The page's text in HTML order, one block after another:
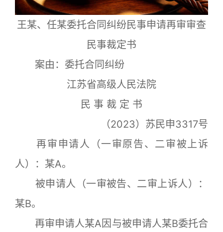
王某、任某委托合同纠纷民事申请再审审查
民事裁定书
案由 ： 委托合同纠纷
江苏省高级人民法院
民 事 裁 定 书
（2023）苏民申3317号
再审申请人（一审原告、二审被上诉
人）：某A。
被申请人（一审被告、二审上诉人）：
某B。
再审申请人某A因与被申请人某B委托合